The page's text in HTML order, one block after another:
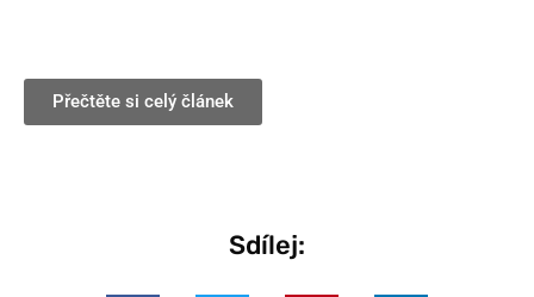
Přečtěte si celý článek
Sdílej: